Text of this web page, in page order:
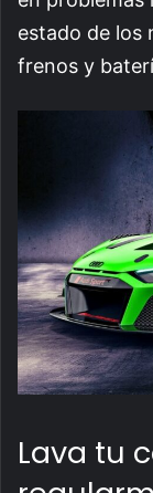
estado de los
frenos y
Lava tu